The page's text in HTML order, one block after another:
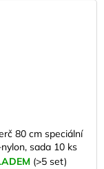
80 cm speciální
sada 10 ks
(>5 set)